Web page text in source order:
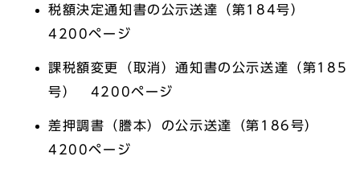
税額決定通知書の公示送達（第184号）
4200ページ
課税額変更（取消）通知書の公示送達（第185
号） 4200ページ
差押調書（謄本）の公示送達（第186号）
4200ページ